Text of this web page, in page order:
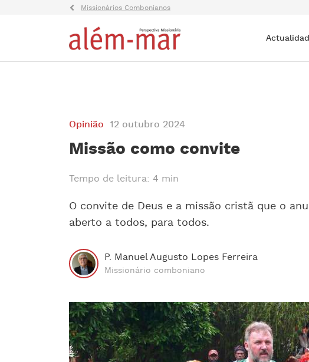
Missionários Combonianos
Opinião 12 outubro 2024
Missão como convite
Tempo de leitura: 4 min
O convite de Deus e a missão cristã que o
aberto a todos, para todos.
P. Manuel Augusto Lopes Ferreira
Missionário comboniano